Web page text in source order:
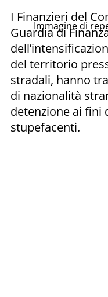
Immagine di
I Finanzieri del
Guardia di
del territorio
stradali, hanno
di nazionalità
detenzione ai fini
stupefacenti.